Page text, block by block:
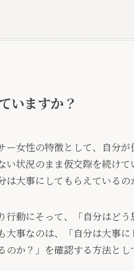
いますか？
ー女性の特徴として、自分
状況のまま仮交際を続けて
大事にしてもらえているの
行動にそって、「自分はど
大事なのは、「自分は大事
のか？」を確認する方法と